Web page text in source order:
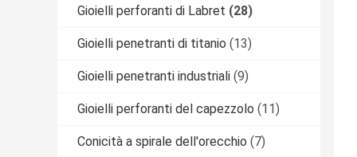
Gioielli perforanti di Labret (28)
Gioielli penetranti di titanio (13)
Gioielli penetranti industriali (9)
Gioielli perforanti del capezzolo (11)
Conicità a spirale dell'orecchio (7)